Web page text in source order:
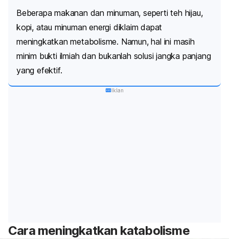
Beberapa makanan dan minuman, seperti teh hijau,
kopi, atau minuman energi diklaim dapat
meningkatkan metabolisme. Namun, hal ini masih
minim bukti ilmiah dan bukanlah solusi jangka panjang
yang efektif.
Iklan
Cara meningkatkan katabolisme